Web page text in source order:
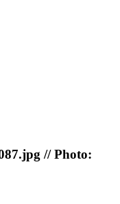
// Photo: